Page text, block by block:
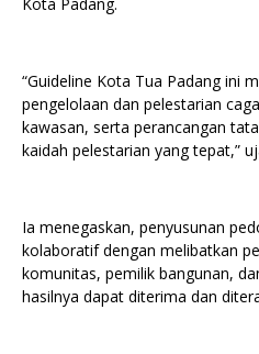
“Guideline Kota Tua Padang ini
pengelolaan dan pelestarian
kawasan, serta perancangan
kaidah pelestarian yang tepat,”
Ia menegaskan, penyusunan
kolaboratif dengan melibatkan
komunitas, pemilik bangunan,
hasilnya dapat diterima dan